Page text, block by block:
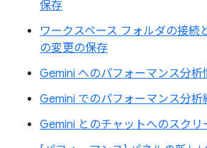
保存
ワークスペース フォルダの接続
の変更の保存
Gemini へのパフォーマンス分析
Gemini でのパフォーマンス分析
Gemini とのチャットへのスクリ